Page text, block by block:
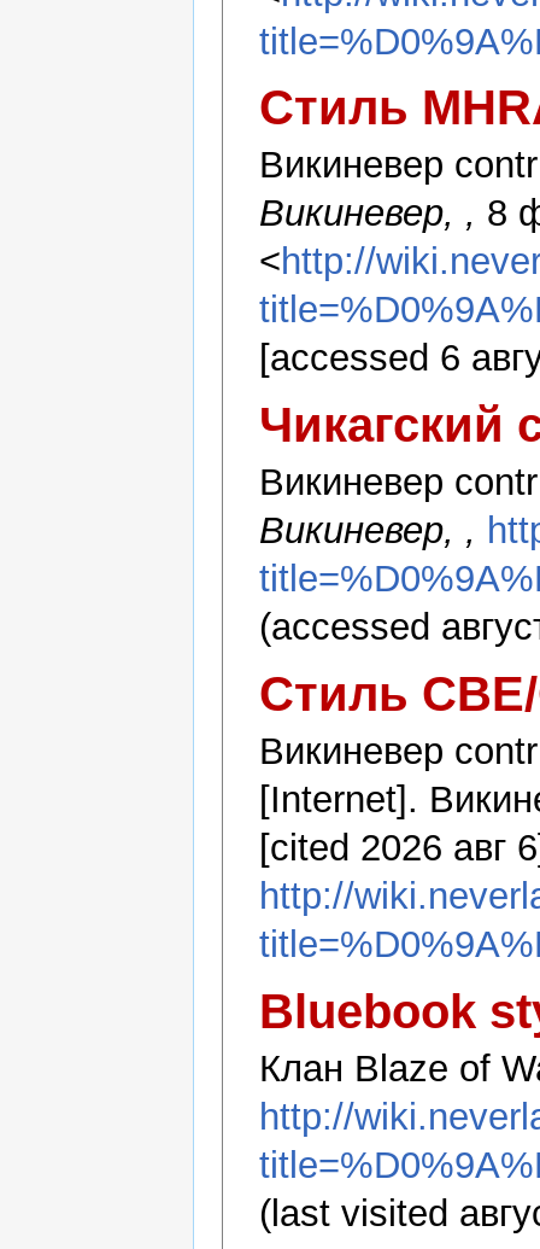
Стиль
Викиневер
Викиневер, , 8
<http://
[accessed 6
Чикагский
Викиневер
Викиневер, ,
(accessed
Стиль
Викиневер
[Internet].
[cited 2026 авг
http://
Bluebook
Клан Blaze of
http://
(last visited